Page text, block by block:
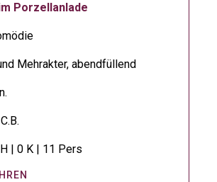
Porzellanlade
Mehrakter, abendfüllend
| 0 K | 11 Pers